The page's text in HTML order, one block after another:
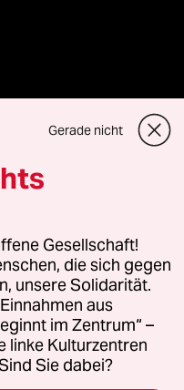
oder für Genehmigungen
Richtlinien
Impressum AGB
Gerade nicht
Gesellschaft!
die sich gegen
unsere Solidarität.
aus
im Zentrum“ –
linke Kulturzentren
Sie dabei?